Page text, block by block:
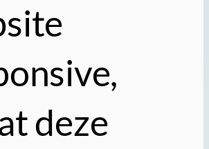
deze